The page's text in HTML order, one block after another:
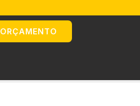
ORÇAMENTO